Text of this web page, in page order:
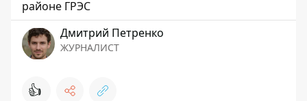
районе ГРЭС
Дмитрий Петренко
ЖУРНАЛИСТ
👍